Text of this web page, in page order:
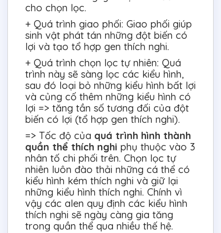
cho chọn lọc.
+ Quá trình giao phối: Giao phối giúp
sinh vật phát tán những đột biến có
lợi và tạo tổ hợp gen thích nghi.
+ Quá trình chọn lọc tự nhiên: Quá
trình này sẽ sàng lọc các kiểu hình,
sau đó loại bỏ những kiểu hình bất lợi
và củng cố thêm những kiểu hình có
lợi => tăng tần số tương đối của đột
biến có lợi (tổ hợp gen thích nghi).
=> Tốc độ của quá trình hình thành
quần thể thích nghi phụ thuộc vào 3
nhân tố chi phối trên. Chọn lọc tự
nhiên luôn đào thải những cá thể có
kiểu hình kém thích nghi và giữ lại
những kiểu hình thích nghi. Chính vì
vậy các alen quy định các kiểu hình
thích nghi sẽ ngày càng gia tăng
trong quần thể qua nhiều thế hệ.